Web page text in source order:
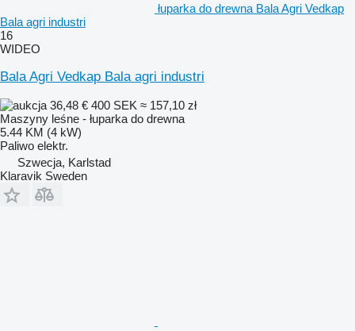
łuparka do drewna Bala Agri Vedkap
Bala agri industri
16
WIDEO
Bala Agri Vedkap Bala agri industri
36,48 € 400 SEK ≈ 157,10 zł
Maszyny leśne - łuparka do drewna
5.44 KM (4 kW)
Paliwo elektr.
Szwecja, Karlstad
Klaravik Sweden